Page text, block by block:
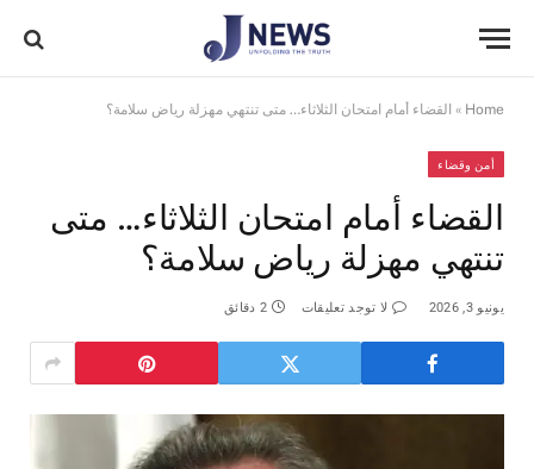
Home
» القضاء أمام امتحان الثلاثاء… متى تنتهي مهزلة رياض سلامة؟
أمن وقضاء
القضاء أمام امتحان الثلاثاء… متى
تنتهي مهزلة رياض سلامة؟
يونيو 3, 2026 لا توجد تعليقات 2 دقائق